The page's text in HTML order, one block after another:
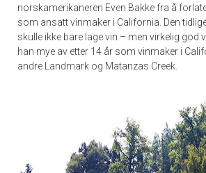
norskamerikaneren Even Bakke fra å
som ansatt vinmaker i California. Den
skulle ikke bare lage vin – men virkelig god
han mye av etter 14 år som vinmaker i
andre Landmark og Matanzas Creek.